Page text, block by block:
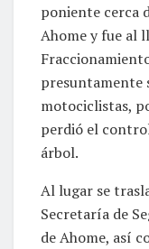
poniente cerca
Ahome y fue al
presuntamente
motociclistas,
perdió el
árbol.
Al lugar se
Secretaría de
de Ahome, así